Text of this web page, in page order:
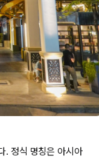
. 정식 명칭은 아시아